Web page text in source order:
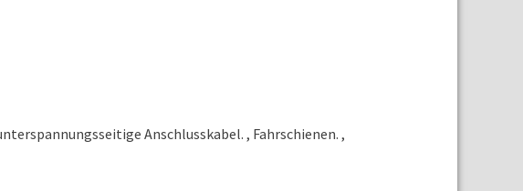
Anschlusskabel. , Fahrschienen. ,